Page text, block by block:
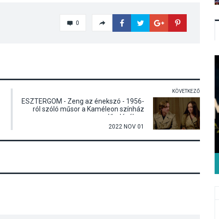
0
KÖVETKEZŐ
ESZTERGOM - Zeng az énekszó - 1956-
ról szóló műsor a Kaméleon színház
előadásában
2022 NOV 01